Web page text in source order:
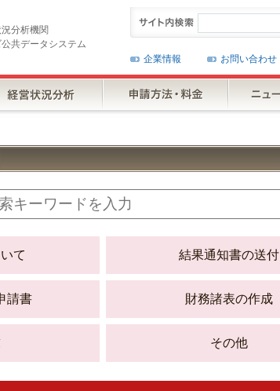
分析機関
共データシステム
企業情報
お問い合わせ
て 結果通知書の送付
請書 財務諸表の作成
その他